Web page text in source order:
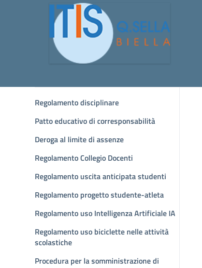
Regolamento disciplinare
Patto educativo di corresponsabilità
Deroga al limite di assenze
Regolamento Collegio Docenti
Regolamento uscita anticipata studenti
Regolamento progetto studente-atleta
Regolamento uso Intelligenza Artificiale IA
Regolamento uso biciclette nelle attività
scolastiche
Procedura per la somministrazione di